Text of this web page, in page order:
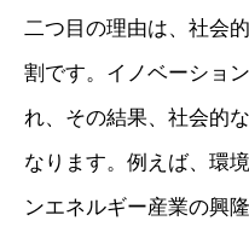
二つ目の理由は、社会
割です。イノベーショ
れ、その結果、社会的
なります。例えば、環
ンエネルギー産業の興